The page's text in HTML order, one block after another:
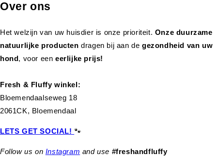
Over ons
Het welzijn van uw huisdier is onze prioriteit. Onze duurzame
natuurlijke productendragen bij aan de gezondheid van uw
hond, voor eeneerlijke prijs!
Fresh & Fluffy winkel:
Bloemendaalseweg 18
2061CK, Bloemendaal
LETS GET SOCIAL!🐾
Follow us on Instagram and use #freshandfluffy